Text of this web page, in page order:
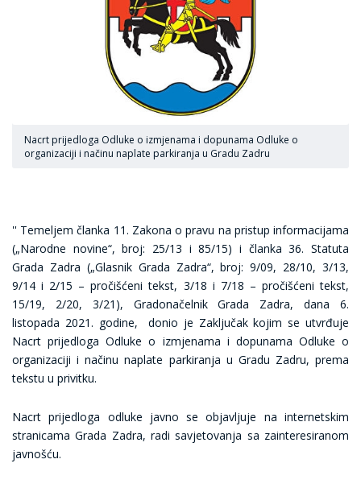
Nacrt prijedloga Odluke o izmjenama i dopunama Odluke o
organizaciji i načinu naplate parkiranja u Gradu Zadru
'' Temeljem članka 11. Zakona o pravu na pristup informacijama
(„Narodne novine“, broj: 25/13 i 85/15) i članka 36. Statuta
Grada Zadra („Glasnik Grada Zadra“, broj: 9/09, 28/10, 3/13,
9/14 i 2/15 – pročišćeni tekst, 3/18 i 7/18 – pročišćeni tekst,
15/19, 2/20, 3/21), Gradonačelnik Grada Zadra, dana 6.
listopada 2021. godine, donio je Zaključak kojim se utvrđuje
Nacrt prijedloga Odluke o izmjenama i dopunama Odluke o
organizaciji i načinu naplate parkiranja u Gradu Zadru, prema
tekstu u privitku.
Nacrt prijedloga odluke javno se objavljuje na internetskim
stranicama Grada Zadra, radi savjetovanja sa zainteresiranom
javnošću.